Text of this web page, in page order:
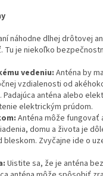
náhodne dlhej drôtovej
je niekoľko
vedeniu: Anténa by
vzdialenosti od
anténa alebo
elektrickým prúdom.
Anténa môže fungovať
domu a života je
bleskom. Zvyčajne ide o
Uistite sa, že je anténa